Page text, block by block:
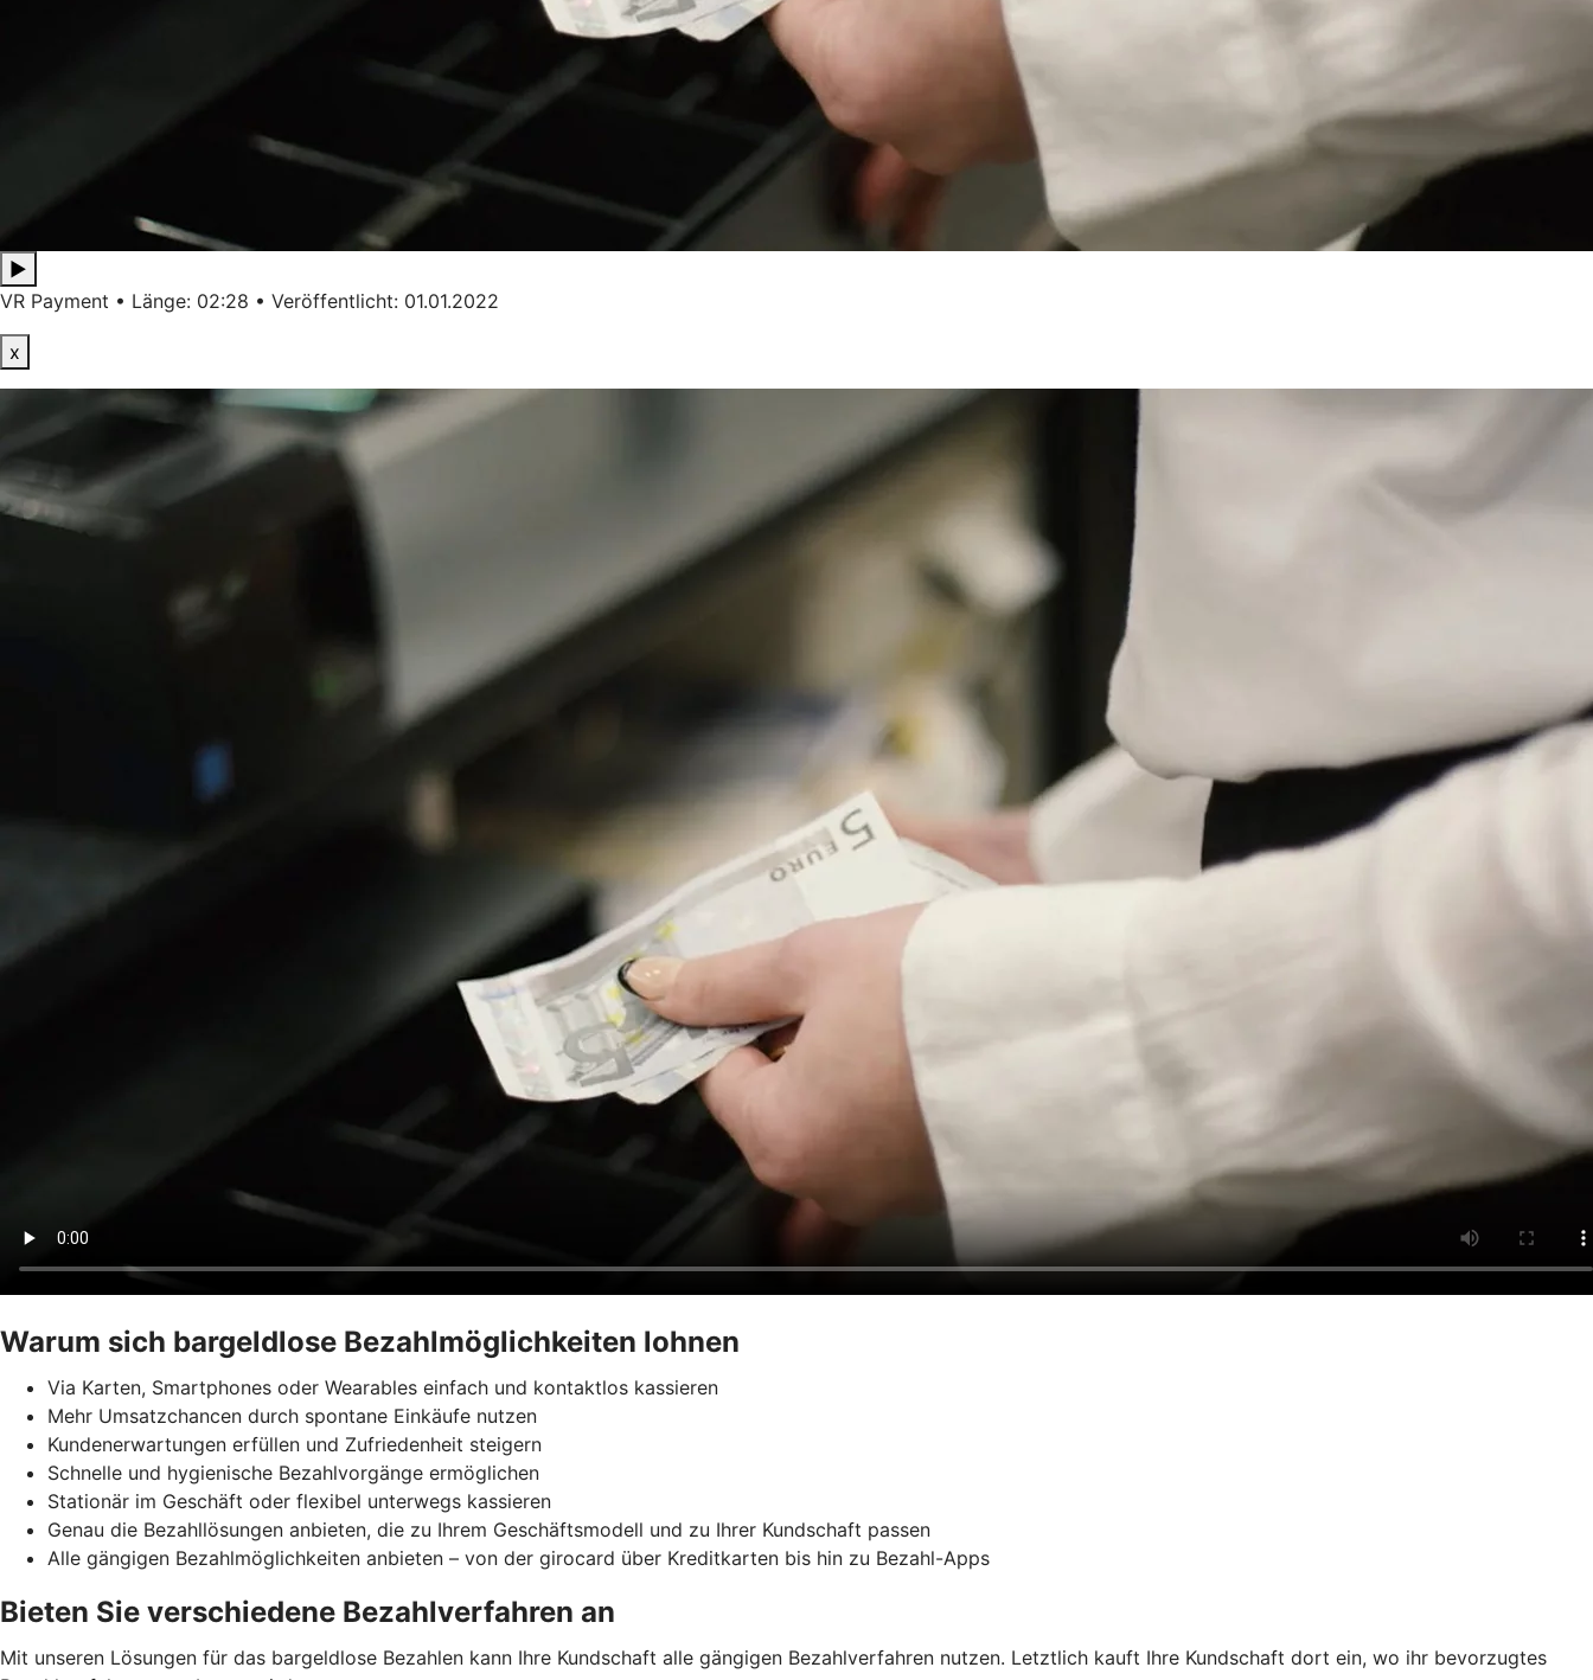
▶
VR Payment • Länge: 02:28 • Veröffentlicht: 01.01.2022
x
Warum sich bargeldlose Bezahlmöglichkeiten lohnen
Via Karten, Smartphones oder Wearables einfach und kontaktlos kassieren
Mehr Umsatzchancen durch spontane Einkäufe nutzen
Kundenerwartungen erfüllen und Zufriedenheit steigern
Schnelle und hygienische Bezahlvorgänge ermöglichen
Stationär im Geschäft oder flexibel unterwegs kassieren
Genau die Bezahllösungen anbieten, die zu Ihrem Geschäftsmodell und zu Ihrer Kundschaft passen
Alle gängigen Bezahlmöglichkeiten anbieten – von der girocard über Kreditkarten bis hin zu Bezahl-Apps
Bieten Sie verschiedene Bezahlverfahren an
Mit unseren Lösungen für das bargeldlose Bezahlen kann Ihre Kundschaft alle gängigen Bezahlverfahren nutzen. Letztlich kauft Ihre Kundschaft dort ein, wo ihr bevorzugtes